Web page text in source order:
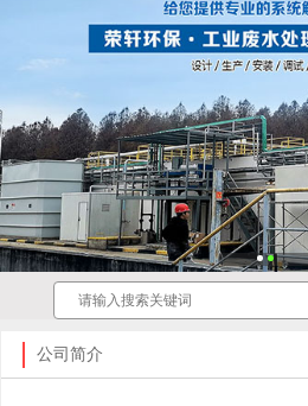
公司简介